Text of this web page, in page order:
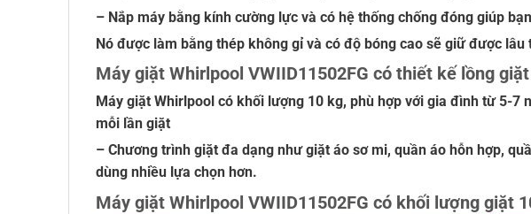
– Nắp máy bằng kính cường lực và có hệ thống chống đóng giúp
Nó được làm bằng thép không gỉ và có độ bóng cao sẽ giữ được lâu
Máy giặt Whirlpool VWIID11502FG có thiết kế lồng
Máy giặt Whirlpool có khối lượng 10 kg, phù hợp với gia đình từ 5-
mỗi lần giặt
– Chương trình giặt đa dạng như giặt áo sơ mi, quần áo hỗn hợp,
dùng nhiều lựa chọn hơn.
Máy giặt Whirlpool VWIID11502FG có khối lượng giặt